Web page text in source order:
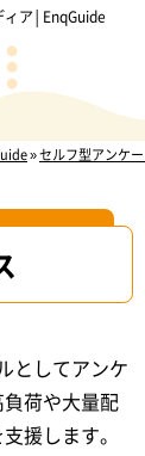
ア│EnqGuide
3選
»セルフ型アンケ
としてアンケ
荷や大量配
援します。